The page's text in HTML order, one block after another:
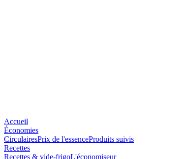
Accueil
Économies
CirculairesPrix de l'essenceProduits suivis
Recettes
Recettes & vide-frigoL'économiseur